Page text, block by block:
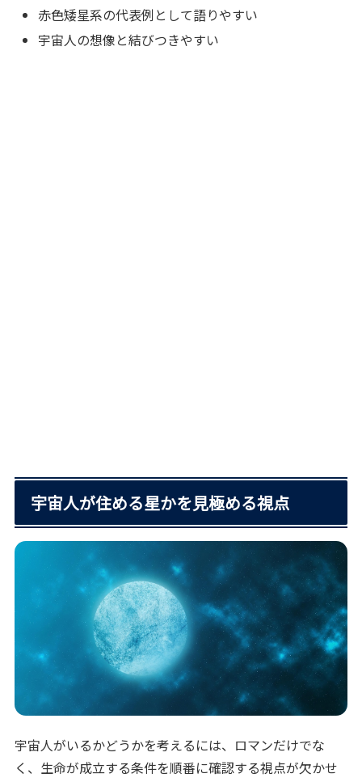
赤色矮星系の代表例として語りやすい
宇宙人の想像と結びつきやすい
宇宙人が住める星かを見極める視点
宇宙人がいるかどうかを考えるには、ロマンだけでな
く、生命が成立する条件を順番に確認する視点が欠かせ